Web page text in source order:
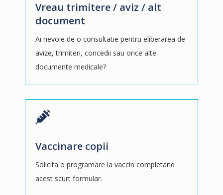
Vreau trimitere / aviz / alt
document
Ai nevoie de o consultatie pentru eliberarea de
avize, trimiteri, concedii sau orice alte
documente medicale?
Vaccinare copii
Solicita o programare la vaccin completand
acest scurt formular.